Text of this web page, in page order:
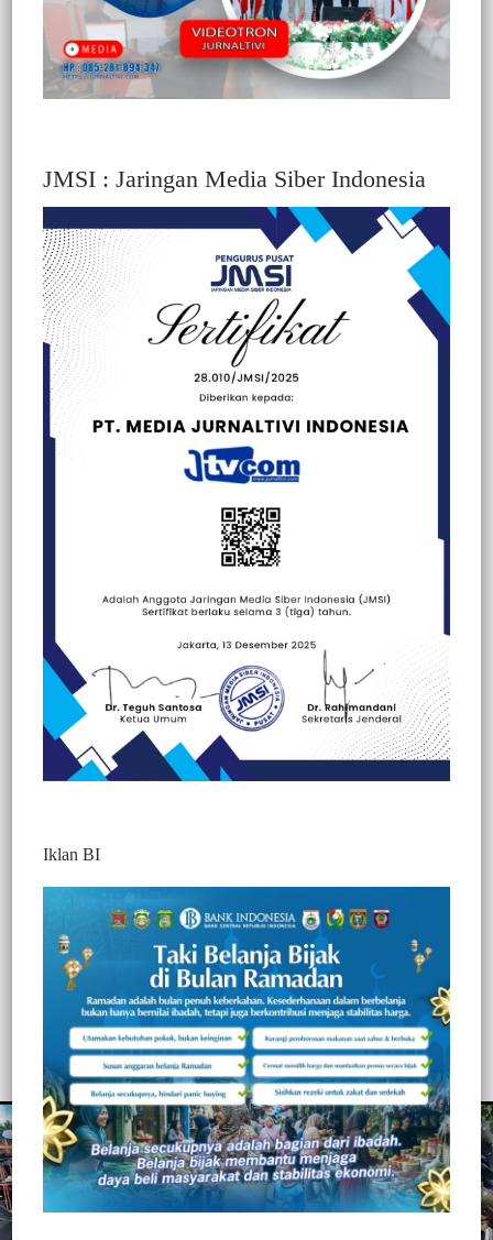
BERITA VIDEO : SERING
MERESAHKAN WARGA KARENA
SUARA KNALPOT YANG BISING,
PENGENDARA MOTOR DIHENTIKAN
POLISI
Redaksi Jurnaltivi
0 Min Baca
Minggu, 27 Juni 2021
331
JMSI : Jaringan Media Siber Indonesia
Iklan BI